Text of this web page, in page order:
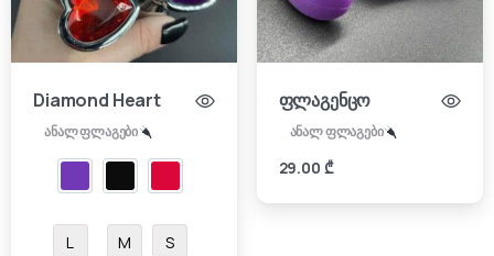
Diamond Heart
ანალ ფლაგები
L M S
ფლაგენცო
ანალ ფლაგები
29.00 ₾